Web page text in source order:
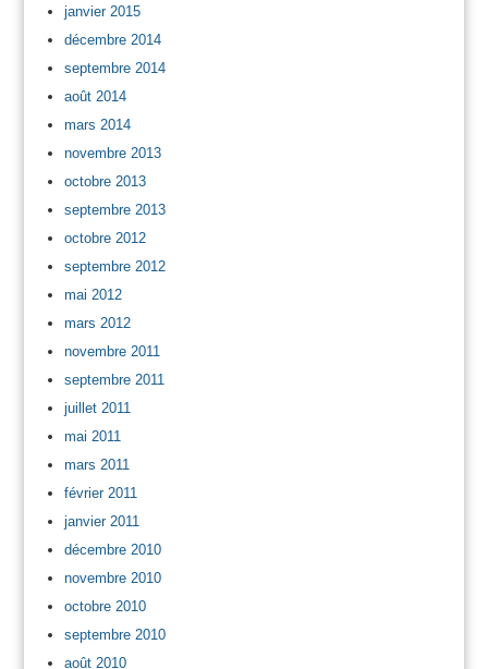
janvier 2015
décembre 2014
septembre 2014
août 2014
mars 2014
novembre 2013
octobre 2013
septembre 2013
octobre 2012
septembre 2012
mai 2012
mars 2012
novembre 2011
septembre 2011
juillet 2011
mai 2011
mars 2011
février 2011
janvier 2011
décembre 2010
novembre 2010
octobre 2010
septembre 2010
août 2010